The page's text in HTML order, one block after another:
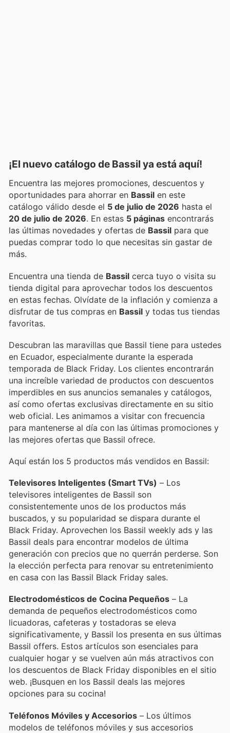
¡El nuevo catálogo de Bassil ya está aquí!
Encuentra las mejores promociones, descuentos y
oportunidades para ahorrar en Bassil en este
catálogo válido desde el 5 de julio de 2026 hasta el
20 de julio de 2026 . En estas 5 páginas encontrarás
las últimas novedades y ofertas de Bassil para que
puedas comprar todo lo que necesitas sin gastar de
más.
Encuentra una tienda de Bassil cerca tuyo o visita su
tienda digital para aprovechar todos los descuentos
en estas fechas. Olvídate de la inflación y comienza a
disfrutar de tus compras en Bassil y todas tus tiendas
favoritas.
Descubran las maravillas que Bassil tiene para ustedes
en Ecuador, especialmente durante la esperada
temporada de Black Friday. Los clientes encontrarán
una increíble variedad de productos con descuentos
imperdibles en sus anuncios semanales y catálogos,
así como ofertas exclusivas directamente en su sitio
web oficial. Les animamos a visitar con frecuencia
para mantenerse al día con las últimas promociones y
las mejores ofertas que Bassil ofrece.
Aquí están los 5 productos más vendidos en Bassil:
Televisores Inteligentes (Smart TVs) – Los
televisores inteligentes de Bassil son
consistentemente unos de los productos más
buscados, y su popularidad se dispara durante el
Black Friday. Aprovechen los Bassil weekly ads y las
Bassil deals para encontrar modelos de última
generación con precios que no querrán perderse. Son
la elección perfecta para renovar su entretenimiento
en casa con las Bassil Black Friday sales.
Electrodomésticos de Cocina Pequeños – La
demanda de pequeños electrodomésticos como
licuadoras, cafeteras y tostadoras se eleva
significativamente, y Bassil los presenta en sus últimas
Bassil offers. Estos artículos son esenciales para
cualquier hogar y se vuelven aún más atractivos con
los descuentos de Black Friday disponibles en el sitio
web. ¡Busquen en los Bassil deals las mejores
opciones para su cocina!
Teléfonos Móviles y Accesorios – Los últimos
modelos de teléfonos móviles y sus accesorios